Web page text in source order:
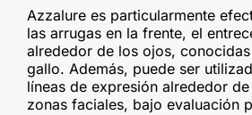
Azzalure es particularmente
las arrugas en la frente, el
alrededor de los ojos,
gallo. Además, puede ser
líneas de expresión alrededor
zonas faciales, bajo evaluación